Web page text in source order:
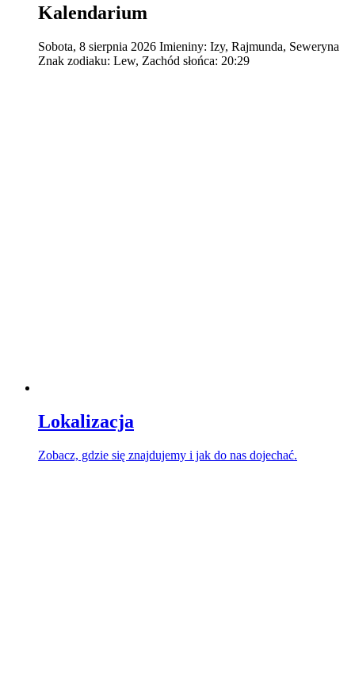
Kalendarium
Sobota, 8 sierpnia 2026 Imieniny: Izy, Rajmunda, Seweryna
Znak zodiaku: Lew, Zachód słońca: 20:29
Lokalizacja
Zobacz, gdzie się znajdujemy i jak do nas dojechać.